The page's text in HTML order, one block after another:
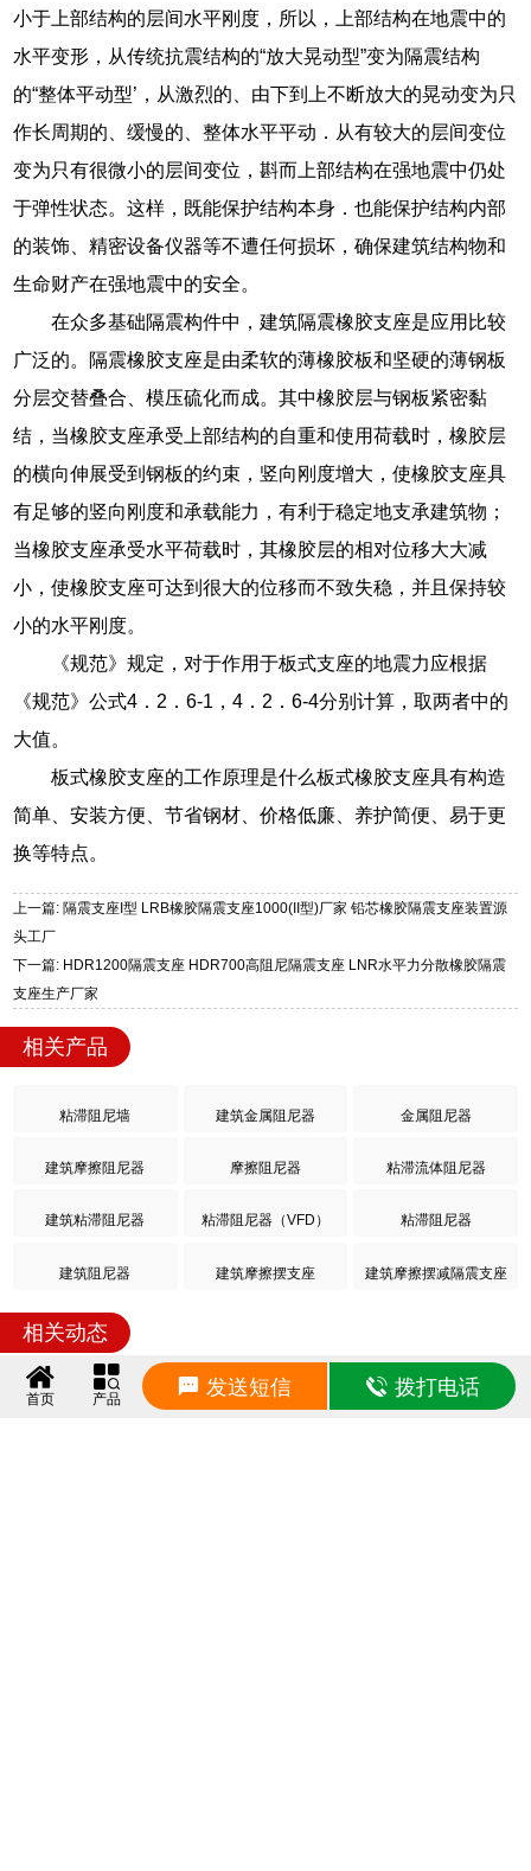
小于上部结构的层间水平刚度，所以，上部结构在地震中的
水平变形，从传统抗震结构的“放大晃动型”变为隔震结构
的“整体平动型’，从激烈的、由下到上不断放大的晃动变为只
作长周期的、缓慢的、整体水平平动．从有较大的层间变位
变为只有很微小的层间变位，斟而上部结构在强地震中仍处
于弹性状态。这样，既能保护结构本身．也能保护结构内部
的装饰、精密设备仪器等不遭任何损坏，确保建筑结构物和
生命财产在强地震中的安全。
在众多基础隔震构件中，建筑隔震橡胶支座是应用比较
广泛的。隔震橡胶支座是由柔软的薄橡胶板和坚硬的薄钢板
分层交替叠合、模压硫化而成。其中橡胶层与钢板紧密黏
结，当橡胶支座承受上部结构的自重和使用荷载时，橡胶层
的横向伸展受到钢板的约束，竖向刚度增大，使橡胶支座具
有足够的竖向刚度和承载能力，有利于稳定地支承建筑物；
当橡胶支座承受水平荷载时，其橡胶层的相对位移大大减
小，使橡胶支座可达到很大的位移而不致失稳，并且保持较
小的水平刚度。
《规范》规定，对于作用于板式支座的地震力应根据
《规范》公式4．2．6-1，4．2．6-4分别计算，取两者中的
大值。
板式橡胶支座的工作原理是什么板式橡胶支座具有构造
简单、安装方便、节省钢材、价格低廉、养护简便、易于更
换等特点。
上一篇: 隔震支座I型 LRB橡胶隔震支座1000(II型)厂家 铅芯橡胶隔震支座装置源
头工厂
下一篇: HDR1200隔震支座 HDR700高阻尼隔震支座 LNR水平力分散橡胶隔震
支座生产厂家
相关产品
粘滞阻尼墙 建筑金属阻尼器 金属阻尼器
建筑摩擦阻尼器 摩擦阻尼器 粘滞流体阻尼器
建筑粘滞阻尼器 粘滞阻尼器（VFD） 粘滞阻尼器
建筑阻尼器 建筑摩擦摆支座 建筑摩擦摆减隔震支座
相关动态
2026/8/10 9:30:45
首页 产品 发送短信 拨打电话